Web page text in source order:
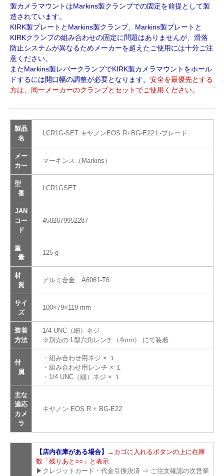
製カメラマウントはMarkins製クランプでの固定を前提として製
造されています。
KIRK製プレートとMarkins製クランプ、Markins製プレートと
KIRKクランプの組み合わせの固定に問題はありませんが、滑落
防止システムが異なるためメーカーを超えたご使用には十分ご注
意ください。
またMarkins製レバークランプでKIRK製カメラマウントをホール
ドするには開口幅の調整が必要となります。 安全を最優先とする
方は、同一メーカーのクランプとセットでご使用ください。
製品
名
LCR1G-SET キヤノンEOS R+BG-E22 L-プレート
メー
カー
マーキンス（Markins）
型
番
LCR1GSET
JAN
コー
ド
4582679952287
重
量
125 g
材
質
アルミ合金 A6061-T6
サイ
ズ
100×79×119 mm
装着
方法
1/4 UNC（細）ネジ
※別売の L型六角レンチ（4mm） にて装着
付
属
・組み合わせ用ネジ × １
・組み合わせ用レンチ × １
・1/4 UNC（細）ネジ × １
主な
適応
カメ
ラ
キヤノン EOS R + BG-E22
【店内在庫がある場合】
→カゴに入れるボタンの上に在庫
数「残りあと○○」と表示
▶クレジットカード・代金引換決済 ⇒ ご注文確認の次営業